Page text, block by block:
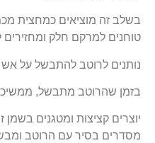
בשלב זה מוציאים כמחצית
טוחנים למרקם חלק ומחזירים
נותנים לרוטב להתבשל על אש
בזמן שהרוטב מתבשל,
יוצרים קציצות ומטגנים
מסדרים בסיר עם הרוטב